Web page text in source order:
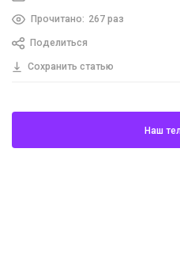
Прочитано: 267 раз
Поделиться
Сохранить статью
Наш